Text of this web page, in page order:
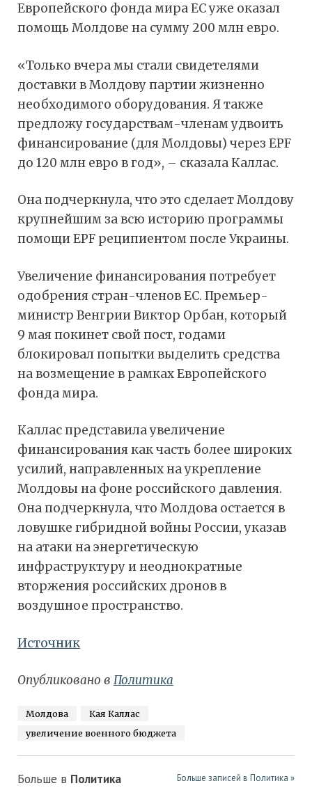
Европейского фонда мира ЕС уже оказал
помощь Молдове на сумму 200 млн евро.
«Только вчера мы стали свидетелями
доставки в Молдову партии жизненно
необходимого оборудования. Я также
предложу государствам-членам удвоить
финансирование (для Молдовы) через EPF
до 120 млн евро в год», – сказала Каллас.
Она подчеркнула, что это сделает Молдову
крупнейшим за всю историю программы
помощи EPF реципиентом после Украины.
Увеличение финансирования потребует
одобрения стран-членов ЕС. Премьер-
министр Венгрии Виктор Орбан, который
9 мая покинет свой пост, годами
блокировал попытки выделить средства
на возмещение в рамках Европейского
фонда мира.
Каллас представила увеличение
финансирования как часть более широких
усилий, направленных на укрепление
Молдовы на фоне российского давления.
Она подчеркнула, что Молдова остается в
ловушке гибридной войны России, указав
на атаки на энергетическую
инфраструктуру и неоднократные
вторжения российских дронов в
воздушное пространство.
Источник
Опубликовано в Политика
Молдова
Кая Каллас
увеличение военного бюджета
Больше в Политика Больше записей в Политика »